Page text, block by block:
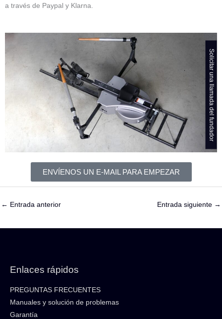
a través de Paypal y Klarna.
ENVÍENOS UN E-MAIL PARA EMPEZAR
← Entrada anterior Entrada siguiente →
Enlaces rápidos
PREGUNTAS FRECUENTES
Manuales y solución de problemas
Garantía
Solicitar una llamada del fundador